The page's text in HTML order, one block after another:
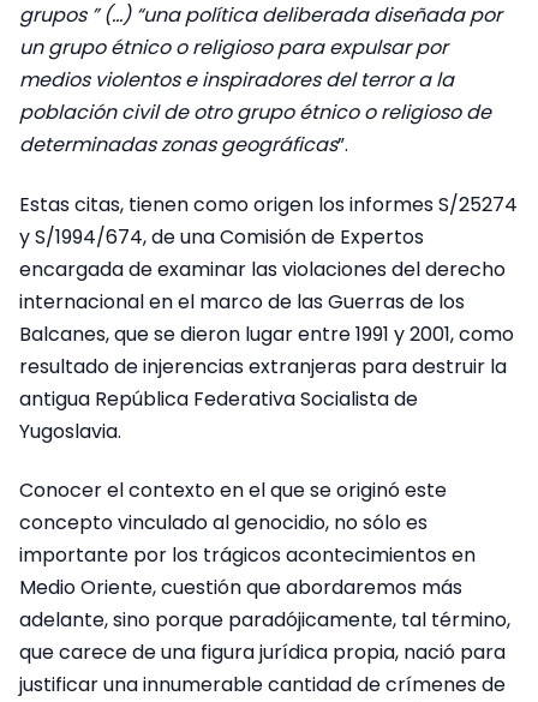
grupos ” (…) “una política deliberada diseñada por
un grupo étnico o religioso para expulsar por
medios violentos e inspiradores del terror a la
población civil de otro grupo étnico o religioso de
determinadas zonas geográficas”.
Estas citas, tienen como origen los informes S/25274
y S/1994/674, de una Comisión de Expertos
encargada de examinar las violaciones del derecho
internacional en el marco de las Guerras de los
Balcanes, que se dieron lugar entre 1991 y 2001, como
resultado de injerencias extranjeras para destruir la
antigua República Federativa Socialista de
Yugoslavia.
Conocer el contexto en el que se originó este
concepto vinculado al genocidio, no sólo es
importante por los trágicos acontecimientos en
Medio Oriente, cuestión que abordaremos más
adelante, sino porque paradójicamente, tal término,
que carece de una figura jurídica propia, nació para
justificar una innumerable cantidad de crímenes de